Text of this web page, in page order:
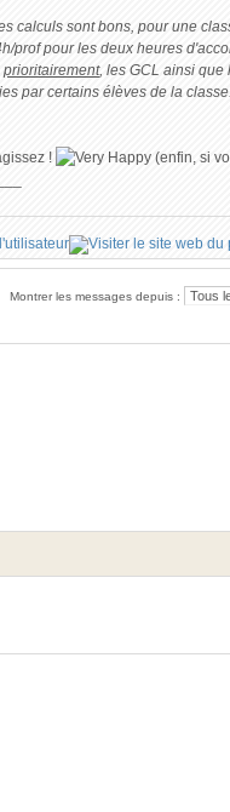
calculs sont bons, pour une
prof pour les deux heures
prioritairement, les GCL ainsi que
par certains élèves de la
!
(enfin, si
Montrer les messages depuis :